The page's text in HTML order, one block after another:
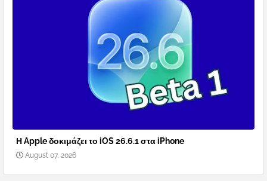
Η Apple δοκιμάζει το iOS 26.6.1 στα iPhone
August 07, 2026